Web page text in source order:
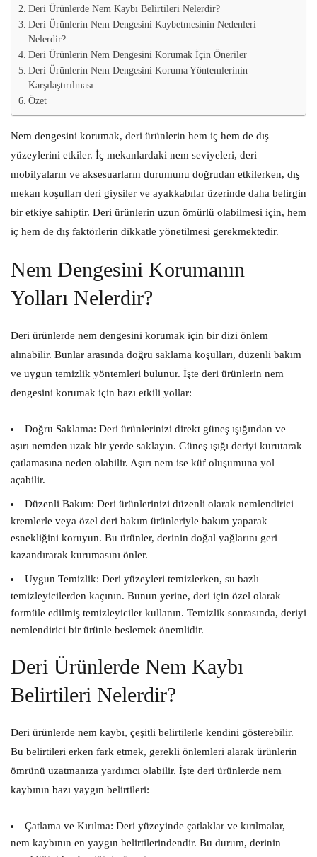
Deri Ürünlerde Nem Kaybı Belirtileri Nelerdir?
Deri Ürünlerin Nem Dengesini Kaybetmesinin Nedenleri
Nelerdir?
Deri Ürünlerin Nem Dengesini Korumak İçin Öneriler
Deri Ürünlerin Nem Dengesini Koruma Yöntemlerinin
Karşılaştırılması
Özet
Nem dengesini korumak, deri ürünlerin hem iç hem de dış
yüzeylerini etkiler. İç mekanlardaki nem seviyeleri, deri
mobilyaların ve aksesuarların durumunu doğrudan etkilerken, dış
mekan koşulları deri giysiler ve ayakkabılar üzerinde daha belirgin
bir etkiye sahiptir. Deri ürünlerin uzun ömürlü olabilmesi için, hem
iç hem de dış faktörlerin dikkatle yönetilmesi gerekmektedir.
Nem Dengesini Korumanın
Yolları Nelerdir?
Deri ürünlerde nem dengesini korumak için bir dizi önlem
alınabilir. Bunlar arasında doğru saklama koşulları, düzenli bakım
ve uygun temizlik yöntemleri bulunur. İşte deri ürünlerin nem
dengesini korumak için bazı etkili yollar:
Doğru Saklama: Deri ürünlerinizi direkt güneş ışığından ve
aşırı nemden uzak bir yerde saklayın. Güneş ışığı deriyi kurutarak
çatlamasına neden olabilir. Aşırı nem ise küf oluşumuna yol
açabilir.
Düzenli Bakım: Deri ürünlerinizi düzenli olarak nemlendirici
kremlerle veya özel deri bakım ürünleriyle bakım yaparak
esnekliğini koruyun. Bu ürünler, derinin doğal yağlarını geri
kazandırarak kurumasını önler.
Uygun Temizlik: Deri yüzeyleri temizlerken, su bazlı
temizleyicilerden kaçının. Bunun yerine, deri için özel olarak
formüle edilmiş temizleyiciler kullanın. Temizlik sonrasında, deriyi
nemlendirici bir ürünle beslemek önemlidir.
Deri Ürünlerde Nem Kaybı
Belirtileri Nelerdir?
Deri ürünlerde nem kaybı, çeşitli belirtilerle kendini gösterebilir.
Bu belirtileri erken fark etmek, gerekli önlemleri alarak ürünlerin
ömrünü uzatmanıza yardımcı olabilir. İşte deri ürünlerde nem
kaybının bazı yaygın belirtileri:
Çatlama ve Kırılma: Deri yüzeyinde çatlaklar ve kırılmalar,
nem kaybının en yaygın belirtilerindendir. Bu durum, derinin